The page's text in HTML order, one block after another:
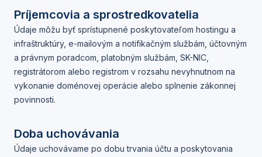
Príjemcovia a sprostredkovatelia
Údaje môžu byť sprístupnené poskytovateľom hostingu a
infraštruktúry, e-mailovým a notifikačným službám, účtovným
a právnym poradcom, platobným službám, SK-NIC,
registrátorom alebo registrom v rozsahu nevyhnutnom na
vykonanie doménovej operácie alebo splnenie zákonnej
povinnosti.
Doba uchovávania
Údaje uchovávame po dobu trvania účtu a poskytovania